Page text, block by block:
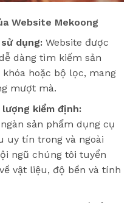
Website Mekoong
dụng:Website được
dàng tìm kiếm sản
hoặc bộ lọc, mang
mượt mà.
kiểm định:
sản phẩm dụng cụ
uy tín trong và ngoài
ngũ chúng tôi tuyển
vật liệu, độ bền và tính